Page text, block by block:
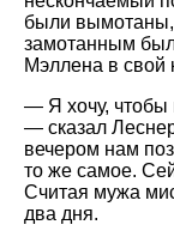
были
замотанным
Мэллена в свой
— Я хочу, чтобы
— сказал
вечером нам
то же самое.
Считая мужа
два дня.